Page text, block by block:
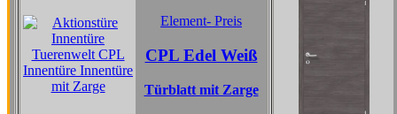
Element- Preis
CPL Edel Weiß
Türblatt mit Zarge